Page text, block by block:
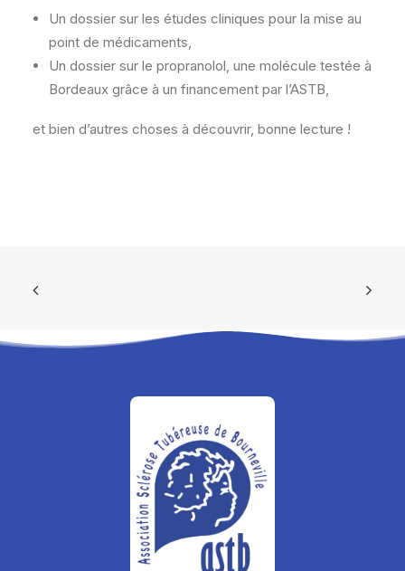
Un dossier sur les études cliniques pour la mise au
point de médicaments,
Un dossier sur le propranolol, une molécule testée à
Bordeaux grâce à un financement par l’ASTB,
et bien d’autres choses à découvrir, bonne lecture !